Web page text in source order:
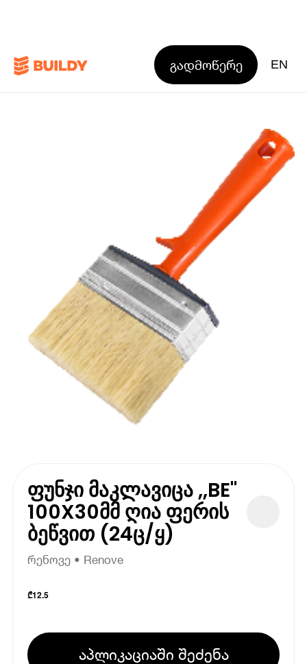
გადმოწერე EN
ფუნჯი მაკლავიცა ,,BE"
100X30მმ ღია ფერის
ბეწვით (24ც/ყ)
რენოვე • Renove
₾12.5
აპლიკაციაში შეძენა